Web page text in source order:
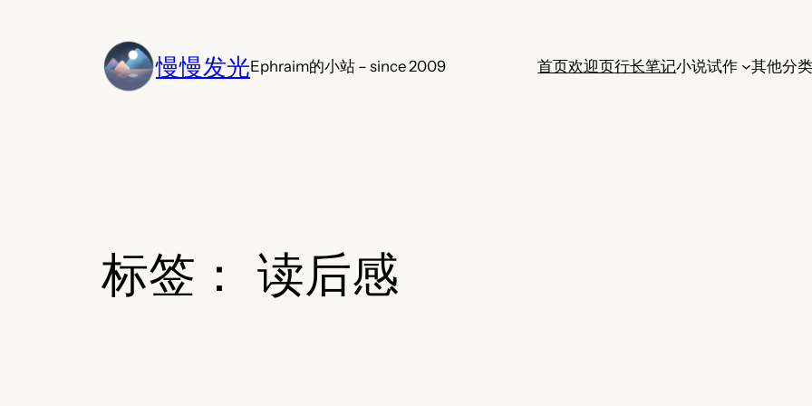
慢慢发光Ephraim的小站 – since 2009 首页欢迎页行长笔记小说试作 其他分类
标签： 读后感